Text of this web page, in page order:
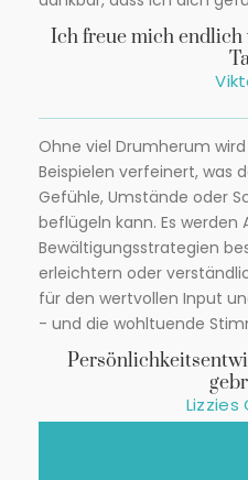
Ich freue mich endlich
Ohne viel Drumherum
Beispielen verfeinert, was
Gefühle, Umstände oder
beflügeln kann. Es werden
Bewältigungsstrategien
erleichtern oder
für den wertvollen Input
- und die wohltuende
Lizzies